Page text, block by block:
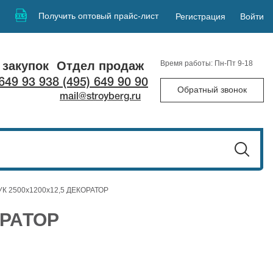
Получить оптовый прайс-лист Регистрация Войти
93 93
Отдел продаж
8 (495) 649 90 90
mail@stroyberg.ru
Время работы: Пн-Пт 9-18
Обратный звонок
2500х1200х12,5 ДЕКОРАТОР